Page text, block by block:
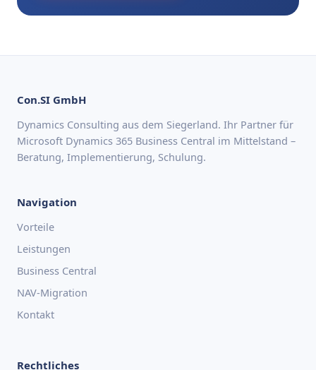
Con.SI GmbH
Dynamics Consulting aus dem Siegerland. Ihr Partner für
Microsoft Dynamics 365 Business Central im Mittelstand –
Beratung, Implementierung, Schulung.
Navigation
Vorteile
Leistungen
Business Central
NAV-Migration
Kontakt
Rechtliches